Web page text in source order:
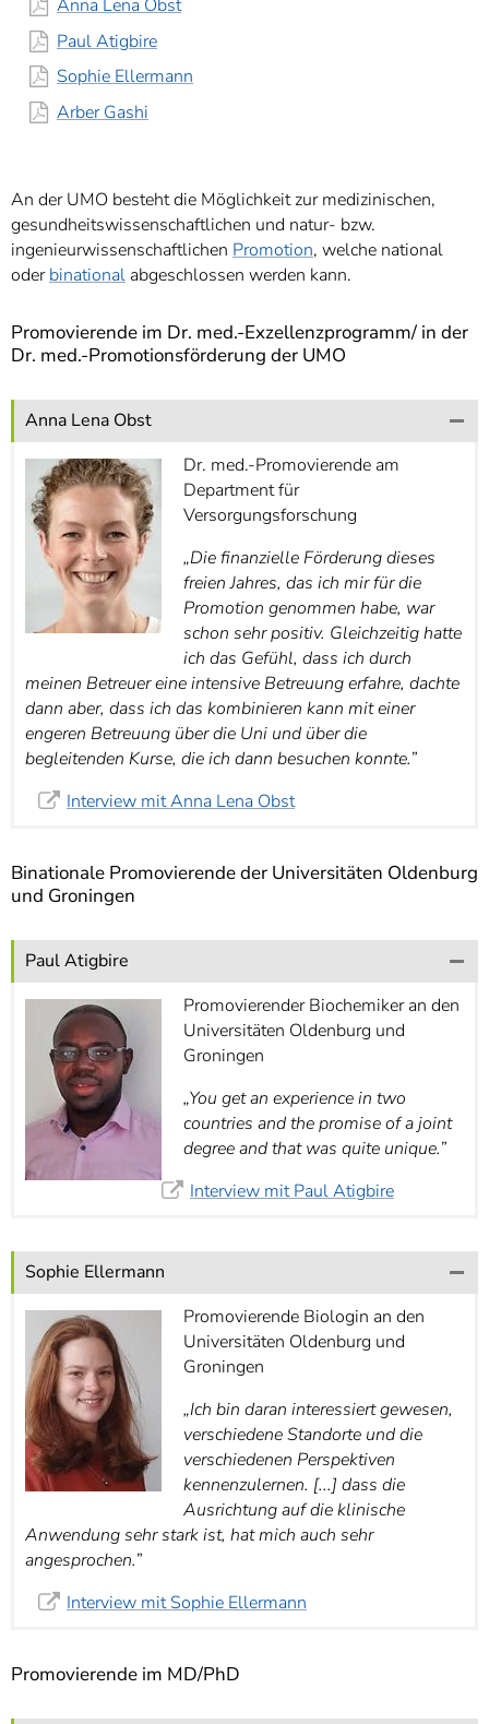
7]
Anna Lena Obst
Paul Atigbire
Sophie Ellermann
Arber Gashi
An der UMO besteht die Möglichkeit zur medizinischen,
gesundheitswissenschaftlichen und natur- bzw.
ingenieurwissenschaftlichen Promotion, welche national
oderbinational abgeschlossen werden kann.
Promovierende im Dr. med.-Exzellenzprogramm/ in der
Dr. med.-Promotionsförderung der UMO
Anna Lena Obst
Dr. med.-Promovierende am
Department für
Versorgungsforschung
„Die finanzielle Förderung dieses
freien Jahres, das ich mir für die
Promotion genommen habe, war
schon sehr positiv. Gleichzeitig hatte
ich das Gefühl, dass ich durch
meinen Betreuer eine intensive Betreuung erfahre, dachte
dann aber, dass ich das kombinieren kann mit einer
engeren Betreuung über die Uni und über die
begleitenden Kurse, die ich dann besuchen konnte.”
Interview mit Anna Lena Obst
Binationale Promovierende der Universitäten Oldenburg
und Groningen
Paul Atigbire
Promovierender Biochemiker an den
Universitäten Oldenburg und
Groningen
„You get an experience in two
countries and the promise of a joint
degree and that was quite unique.”
Interview mit Paul Atigbire
Sophie Ellermann
Promovierende Biologin an den
Universitäten Oldenburg und
Groningen
„Ich bin daran interessiert gewesen,
verschiedene Standorte und die
verschiedenen Perspektiven
kennenzulernen. [...] dass die
Ausrichtung auf die klinische
Anwendung sehr stark ist, hat mich auch sehr
angesprochen.”
Interview mit Sophie Ellermann
Promovierende im MD/PhD